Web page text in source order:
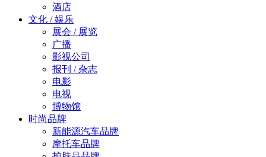
酒店
文化 / 娱乐
展会 / 展览
广播
影视公司
报刊 / 杂志
电影
电视
博物馆
时尚品牌
新能源汽车品牌
摩托车品牌